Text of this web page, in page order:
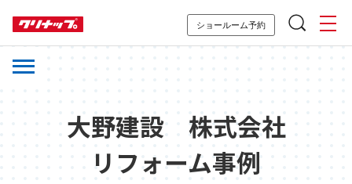
ショールーム予約
大野建設 株式会社
リフォーム事例